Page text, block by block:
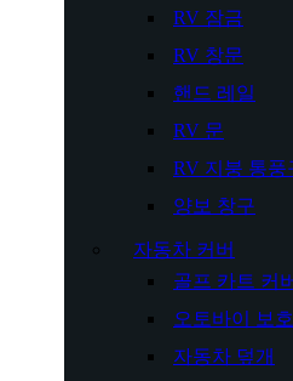
RV 잠금
RV 창문
핸드 레일
RV 문
RV 지붕 통풍
양보 창구
자동차 커버
골프 카트 커
오토바이 보
자동차 덮개